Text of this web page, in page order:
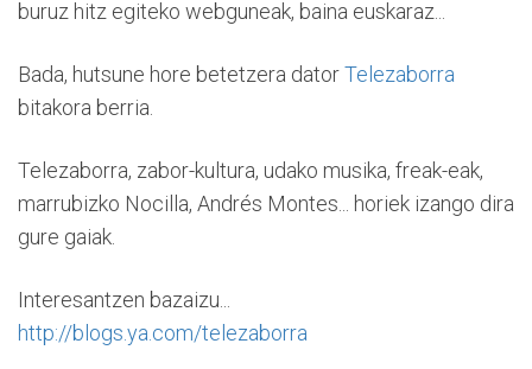
buruz hitz egiteko webguneak, baina euskaraz...
Bada, hutsune hore betetzera datorTelezaborra
bitakora berria.
Telezaborra, zabor-kultura, udako musika, freak-eak,
marrubizko Nocilla, Andrés Montes... horiek izango dira
gure gaiak.
Interesantzen bazaizu...
http://blogs.ya.com/telezaborra